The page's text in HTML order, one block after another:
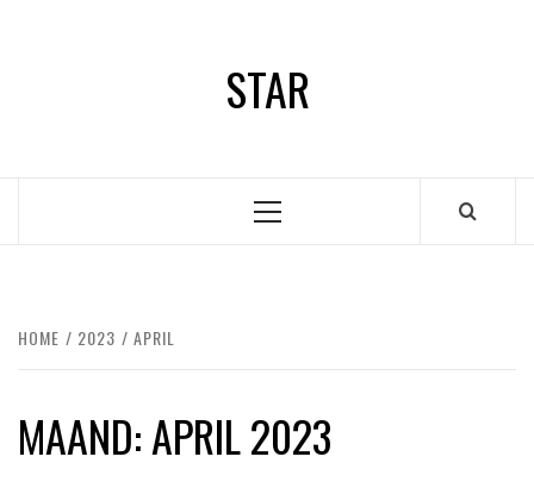
STAR
Primair
HOME 2023 APRIL
MAAND:APRIL 2023